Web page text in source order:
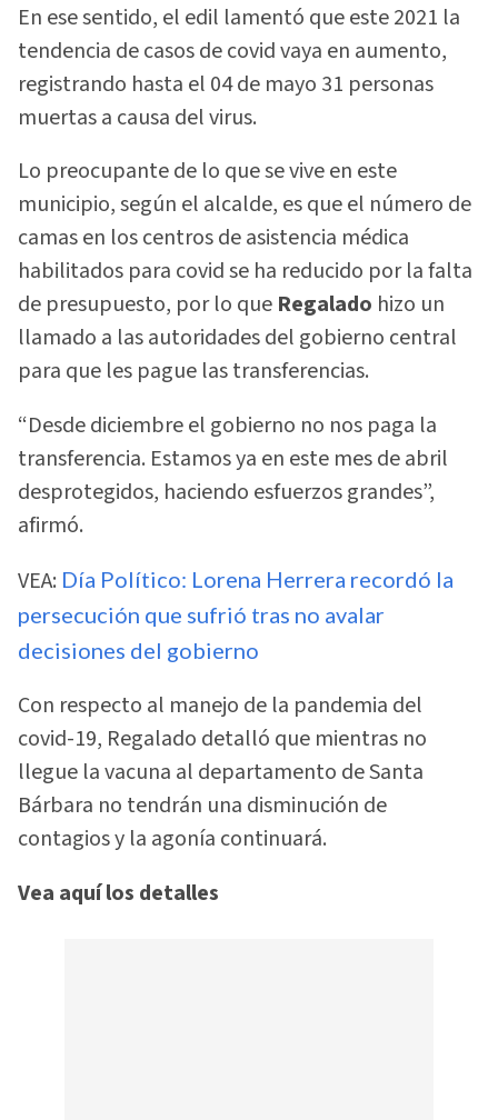
En ese sentido, el edil lamentó que este 2021 la
tendencia de casos de covid vaya en aumento,
registrando hasta el 04 de mayo 31 personas
muertas a causa del virus.
Lo preocupante de lo que se vive en este
municipio, según el alcalde, es que el número de
camas en los centros de asistencia médica
habilitados para covid se ha reducido por la falta
de presupuesto, por lo que Regalado hizo un
llamado a las autoridades del gobierno central
para que les pague las transferencias.
“Desde diciembre el gobierno no nos paga la
transferencia. Estamos ya en este mes de abril
desprotegidos, haciendo esfuerzos grandes”,
afirmó.
VEA: Día Político: Lorena Herrera recordó la
persecución que sufrió tras no avalar
decisiones del gobierno
Con respecto al manejo de la pandemia del
covid-19, Regalado detalló que mientras no
llegue la vacuna al departamento de Santa
Bárbara no tendrán una disminución de
contagios y la agonía continuará.
Vea aquí los detalles